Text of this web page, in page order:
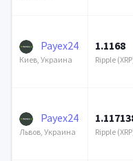
Payex24
Киев, Украина
1.1168
Ripple
Payex24
Львов, Украина Ripple